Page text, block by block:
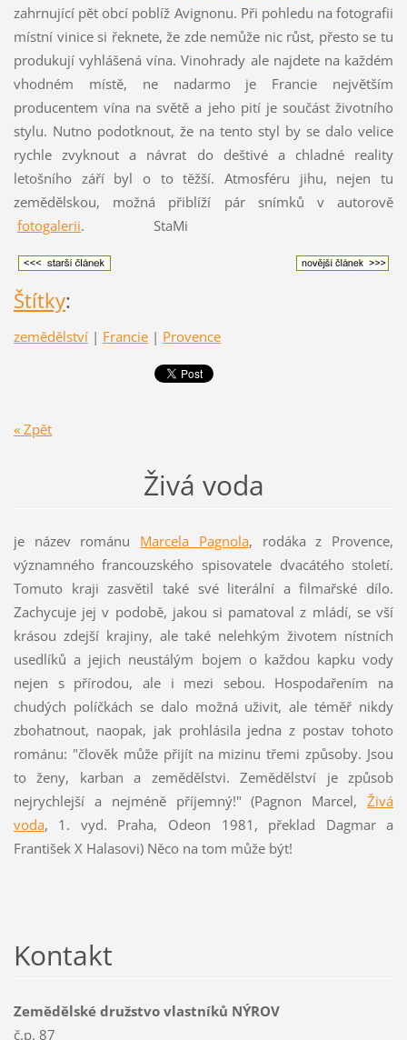
zahrnující pět obcí poblíž Avignonu. Při pohledu na fotografii
místní vinice si řeknete, že zde nemůže nic růst, přesto se tu
produkují vyhlášená vína. Vinohrady ale najdete na každém
vhodném místě, ne nadarmo je Francie největším
producentem vína na světě a jeho pití je součást životního
stylu. Nutno podotknout, že na tento styl by se dalo velice
rychle zvyknout a návrat do deštivé a chladné reality
letošního září byl o to těžší. Atmosféru jihu, nejen tu
zemědělskou, možná přiblíží pár snímků v autorově
fotogalerii. StaMi
Štítky:
zemědělství | Francie | Provence
« Zpět
Živá voda
je název románu Marcela Pagnola, rodáka z Provence,
významného francouzského spisovatele dvacátého století.
Tomuto kraji zasvětil také své literální a filmařské dílo.
Zachycuje jej v podobě, jakou si pamatoval z mládí, se vší
krásou zdejší krajiny, ale také nelehkým životem nístních
usedlíků a jejich neustálým bojem o každou kapku vody
nejen s přírodou, ale i mezi sebou. Hospodařením na
chudých políčkách se dalo možná uživit, ale téměř nikdy
zbohatnout, naopak, jak prohlásila jedna z postav tohoto
románu: "člověk může přijít na mizinu třemi způsoby. Jsou
to ženy, karban a zemědělstvi. Zemědělství je způsob
nejrychlejší a nejméně příjemný!" (Pagnon Marcel,Živá
voda, 1. vyd. Praha, Odeon 1981, překlad Dagmar a
František X Halasovi) Něco na tom může být!
Kontakt
Zemědělské družstvo vlastníků NÝROV
č.p. 87